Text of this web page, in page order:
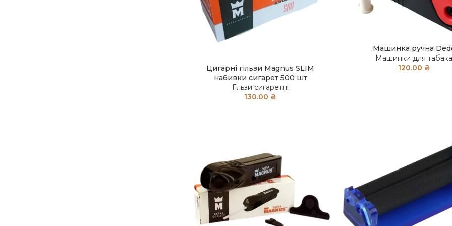
Цигарні гільзи Magnus SLIM
набивки сигарет 500 шт
Гільзи сигаретні
130.00 ₴
Машинка ручна
Машинки для
120.00 ₴